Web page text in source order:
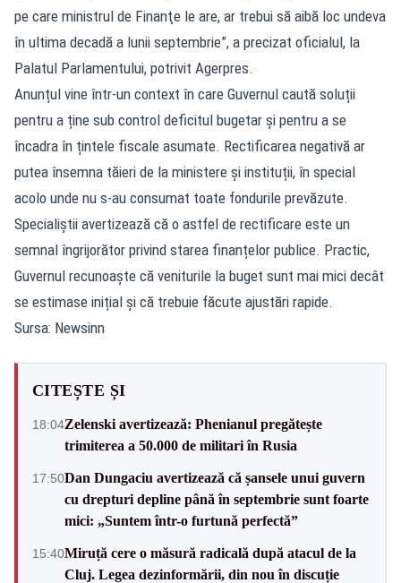
pe care ministrul de Finanţe le are, ar trebui să aibă loc undeva
în ultima decadă a lunii septembrie”, a precizat oficialul, la
Palatul Parlamentului, potrivit Agerpres.
Anunțul vine într-un context în care Guvernul caută soluții
pentru a ține sub control deficitul bugetar și pentru a se
încadra în țintele fiscale asumate. Rectificarea negativă ar
putea însemna tăieri de la ministere și instituții, în special
acolo unde nu s-au consumat toate fondurile prevăzute.
Specialiștii avertizează că o astfel de rectificare este un
semnal îngrijorător privind starea finanțelor publice. Practic,
Guvernul recunoaște că veniturile la buget sunt mai mici decât
se estimase inițial și că trebuie făcute ajustări rapide.
Sursa: Newsinn
CITEȘTE ȘI
18:04Zelenski avertizează: Phenianul pregătește
trimiterea a 50.000 de militari în Rusia
17:50Dan Dungaciu avertizează că șansele unui guvern
cu drepturi depline până în septembrie sunt foarte
mici: „Suntem într-o furtună perfectă”
15:40Miruță cere o măsură radicală după atacul de la
Cluj. Legea dezinformării, din nou în discuție